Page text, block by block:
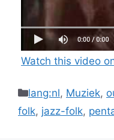
Watch this video
Categories
lang:nl, Muziek,
folk, jazz-folk,